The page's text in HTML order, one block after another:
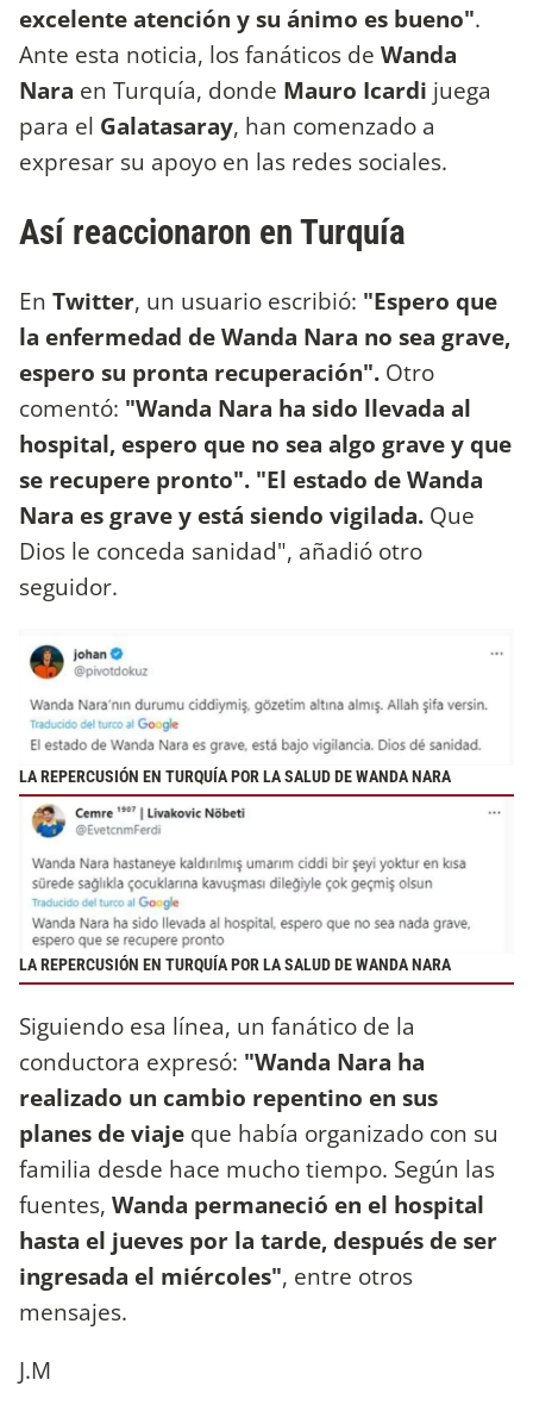
excelente atención y su ánimo es bueno".
Ante esta noticia, los fanáticos de Wanda
Nara en Turquía, donde Mauro Icardi juega
para el Galatasaray, han comenzado a
expresar su apoyo en las redes sociales.
Así reaccionaron en Turquía
En Twitter, un usuario escribió: "Espero que
la enfermedad de Wanda Nara no sea grave,
espero su pronta recuperación". Otro
comentó: "Wanda Nara ha sido llevada al
hospital, espero que no sea algo grave y que
se recupere pronto". "El estado de Wanda
Nara es grave y está siendo vigilada. Que
Dios le conceda sanidad", añadió otro
seguidor.
LA REPERCUSIÓN EN TURQUÍA POR LA SALUD DE WANDA NARA
LA REPERCUSIÓN EN TURQUÍA POR LA SALUD DE WANDA NARA
Siguiendo esa línea, un fanático de la
conductora expresó: "Wanda Nara ha
realizado un cambio repentino en sus
planes de viaje que había organizado con su
familia desde hace mucho tiempo. Según las
fuentes, Wanda permaneció en el hospital
hasta el jueves por la tarde, después de ser
ingresada el miércoles", entre otros
mensajes.
J.M